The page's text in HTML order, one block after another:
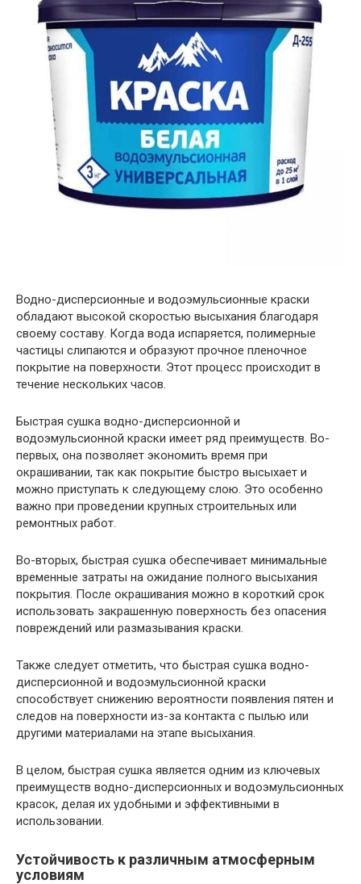
Водно-дисперсионные и водоэмульсионные краски
обладают высокой скоростью высыхания благодаря
своему составу. Когда вода испаряется, полимерные
частицы слипаются и образуют прочное пленочное
покрытие на поверхности. Этот процесс происходит в
течение нескольких часов.
Быстрая сушка водно-дисперсионной и
водоэмульсионной краски имеет ряд преимуществ. Во-
первых, она позволяет экономить время при
окрашивании, так как покрытие быстро высыхает и
можно приступать к следующему слою. Это особенно
важно при проведении крупных строительных или
ремонтных работ.
Во-вторых, быстрая сушка обеспечивает минимальные
временные затраты на ожидание полного высыхания
покрытия. После окрашивания можно в короткий срок
использовать закрашенную поверхность без опасения
повреждений или размазывания краски.
Также следует отметить, что быстрая сушка водно-
дисперсионной и водоэмульсионной краски
способствует снижению вероятности появления пятен и
следов на поверхности из-за контакта с пылью или
другими материалами на этапе высыхания.
В целом, быстрая сушка является одним из ключевых
преимуществ водно-дисперсионных и водоэмульсионных
красок, делая их удобными и эффективными в
использовании.
Устойчивость к различным атмосферным
условиям